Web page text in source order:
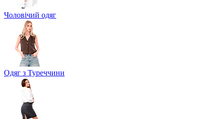
Чоловічий одяг
Одяг з Туреччини